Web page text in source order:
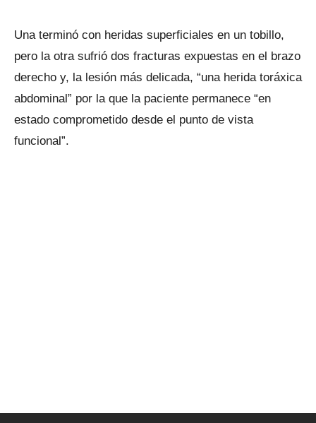
Una terminó con heridas superficiales en un tobillo,
pero la otra sufrió dos fracturas expuestas en el brazo
derecho y, la lesión más delicada, “una herida toráxica
abdominal” por la que la paciente permanece “en
estado comprometido desde el punto de vista
funcional”.